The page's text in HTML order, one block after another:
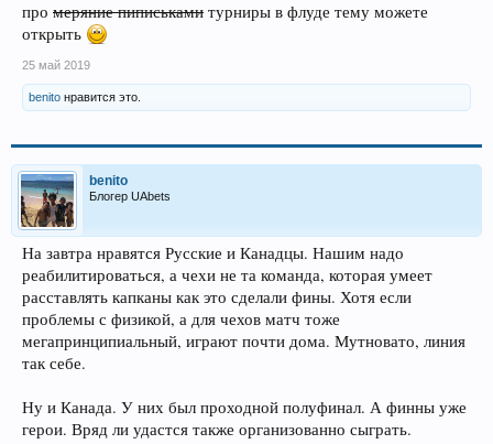
про меряние пиписьками турниры в флуде тему можете
открыть
25 май 2019
benito нравится это.
benito
Блогер UAbets
На завтра нравятся Русские и Канадцы. Нашим надо
реабилитироваться, а чехи не та команда, которая умеет
расставлять капканы как это сделали фины. Хотя если
проблемы с физикой, а для чехов матч тоже
мегапринципиальный, играют почти дома. Мутновато, линия
так себе.
Ну и Канада. У них был проходной полуфинал. А финны уже
герои. Вряд ли удастся также организованно сыграть.